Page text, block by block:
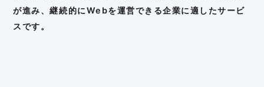
が進み、継続的にWebを運営できる企業に適したサービ
スです。